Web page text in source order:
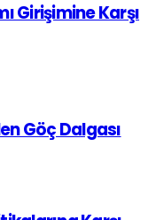
Girişimine Karşı
Göç Dalgası